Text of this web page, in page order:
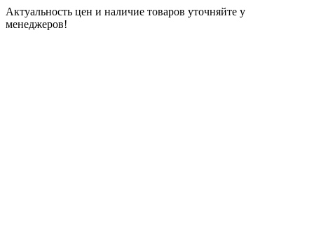
Актуальность цен и наличие товаров уточняйте у
менеджеров!